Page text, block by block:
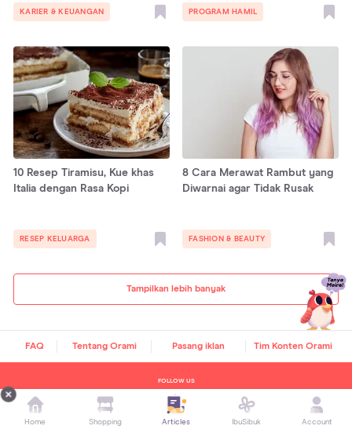
Tampilkan lebih banyak
KARIER & KEUANGAN PROGRAM HAMIL
10 Resep Tiramisu, Kue khas
Italia dengan Rasa Kopi
RESEP KELUARGA
8 Cara Merawat Rambut yang
Diwarnai agar Tidak Rusak
FASHION & BEAUTY
FAQ Tentang Orami Pasang iklan Tim Konten Orami
FOLLOW US
Home Shopping Articles IbuSibuk Account